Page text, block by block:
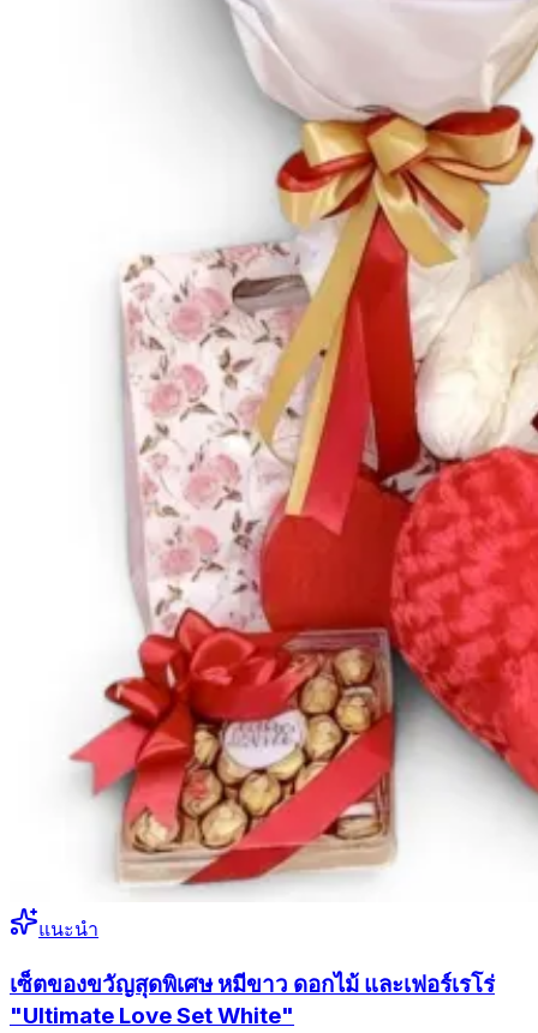
แนะนำ
เซ็ตของขวัญสุดพิเศษ หมีขาว ดอกไม้ และเฟอร์เรโร่
"Ultimate Love Set White"